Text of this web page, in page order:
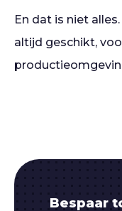
En dat is niet
altijd geschikt,
Bespaar